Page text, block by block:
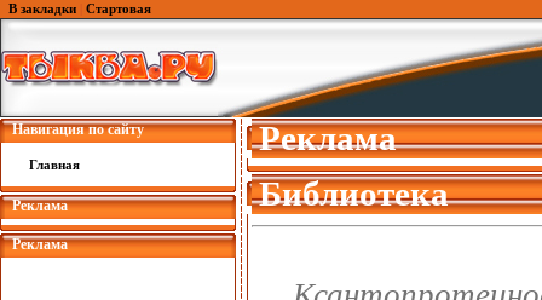
В закладки Стартовая
Навигация по сайту
Главная
Реклама
Реклама
Реклама
Библиотека